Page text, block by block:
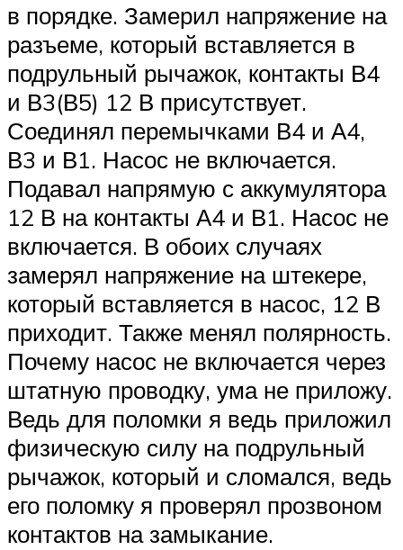
в порядке. Замерил напряжение на
разъеме, который вставляется в
подрульный рычажок, контакты В4
и В3(В5) 12 В присутствует.
Соединял перемычками В4 и А4,
В3 и В1. Насос не включается.
Подавал напрямую с аккумулятора
12 В на контакты А4 и В1. Насос не
включается. В обоих случаях
замерял напряжение на штекере,
который вставляется в насос, 12 В
приходит. Также менял полярность.
Почему насос не включается через
штатную проводку, ума не приложу.
Ведь для поломки я ведь приложил
физическую силу на подрульный
рычажок, который и сломался, ведь
его поломку я проверял прозвоном
контактов на замыкание.